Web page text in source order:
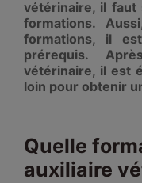
vétérinaire, il faut
formations.
formations, il
prérequis.
vétérinaire, il est
loin pour obtenir
Quelle
auxiliaire